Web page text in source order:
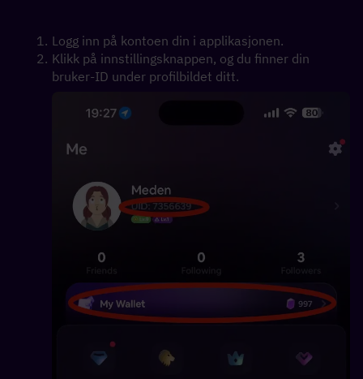
Logg inn på kontoen din i applikasjonen.
Klikk på innstillingsknappen, og du finner din
bruker-ID under profilbildet ditt.